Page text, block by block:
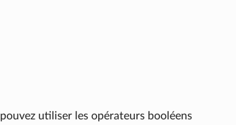
utiliser les opérateurs booléens